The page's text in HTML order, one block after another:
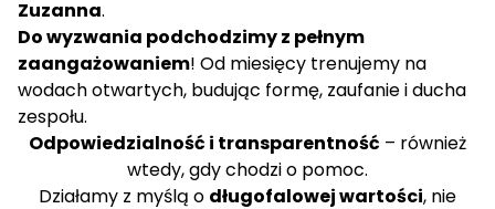
Zuzanna.
Do wyzwania podchodzimy z pełnym
zaangażowaniem! Od miesięcy trenujemy na
wodach otwartych, budując formę, zaufanie i ducha
zespołu.
Odpowiedzialność i transparentność – również
wtedy, gdy chodzi o pomoc.
Działamy z myślą o długofalowej wartości, nie